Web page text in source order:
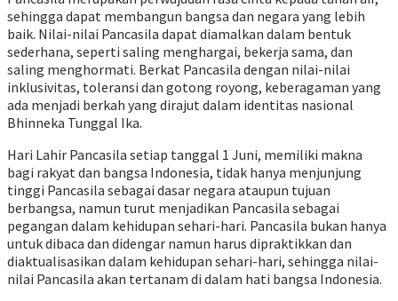
sehingga dapat membangun bangsa dan negara yang lebih
baik. Nilai-nilai Pancasila dapat diamalkan dalam bentuk
sederhana, seperti saling menghargai, bekerja sama, dan
saling menghormati. Berkat Pancasila dengan nilai-nilai
inklusivitas, toleransi dan gotong royong, keberagaman yang
ada menjadi berkah yang dirajut dalam identitas nasional
Bhinneka Tunggal Ika.
Hari Lahir Pancasila setiap tanggal 1 Juni, memiliki makna
bagi rakyat dan bangsa Indonesia, tidak hanya menjunjung
tinggi Pancasila sebagai dasar negara ataupun tujuan
berbangsa, namun turut menjadikan Pancasila sebagai
pegangan dalam kehidupan sehari-hari. Pancasila bukan hanya
untuk dibaca dan didengar namun harus dipraktikkan dan
diaktualisasikan dalam kehidupan sehari-hari, sehingga nilai-
nilai Pancasila akan tertanam di dalam hati bangsa Indonesia.